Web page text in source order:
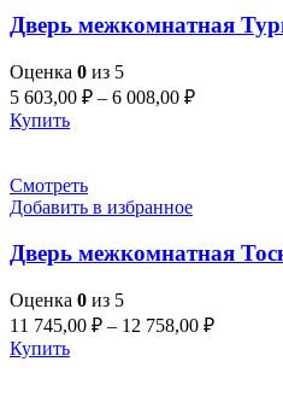
Дверь межкомнатная
Оценка 0 из 5
5 603,00 ₽ – 6 008,00 ₽
Купить
Смотреть
Добавить в избранное
Дверь межкомнатная
Оценка 0 из 5
11 745,00 ₽ – 12 758,00 ₽
Купить